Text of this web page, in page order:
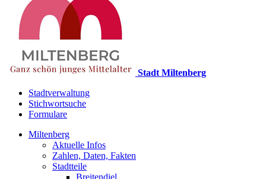
Stadt Miltenberg
Stadtverwaltung
Stichwortsuche
Formulare
Miltenberg
Aktuelle Infos
Zahlen, Daten, Fakten
Stadtteile
Breitendiel